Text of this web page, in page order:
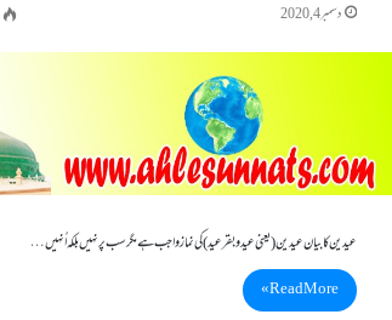
دسمبر 4, 2020
عیدین کا بیان عیدین ( یعنی عید و بقر عید) کی نماز واجب ہے مگر سب پر نہیں بلکہ اُنہیں…
Read More »